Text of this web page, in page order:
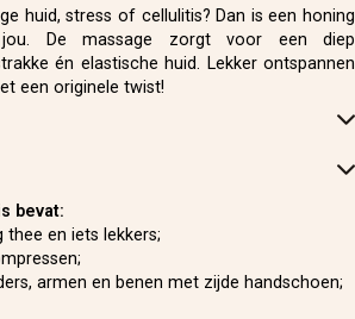
huid, stress of cellulitis? Dan is een honing
De massage zorgt voor een diep
én elastische huid. Lekker ontspannen
een originele twist!
bevat:
en iets lekkers;
armen en benen met zijde handschoen;